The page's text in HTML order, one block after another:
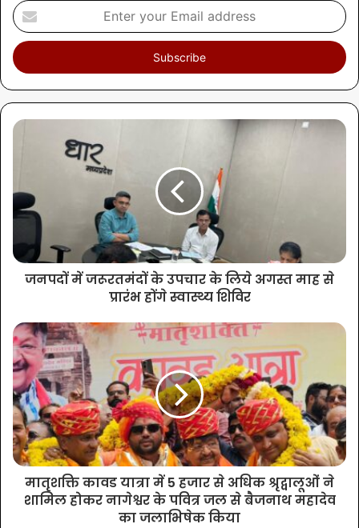
जनपदों में जरूरतमंदों के उपचार के लिये अगस्त माह से
प्रारंभ होंगे स्वास्थ्य शिविर
मातृशक्ति कावड यात्रा में 5 हजार से अधिक श्रृद्वालूओं ने
शामिल होकर नागेश्वर के पवित्र जल से बैजनाथ महादेव
का जलाभिषेक किया